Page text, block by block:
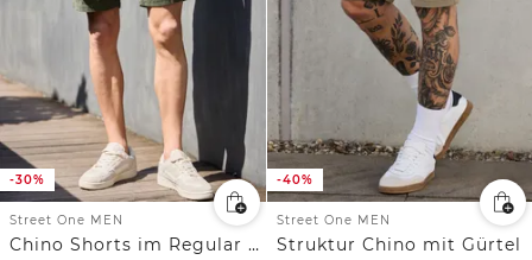
-30%
Street One MEN
Chino Shorts im Regular Fit aus Cord
-40%
Street One MEN
Struktur Chino mit Gürtel